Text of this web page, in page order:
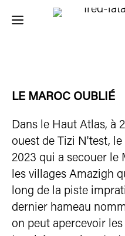
LE MAROC OUBLIÉ
Dans le Haut Atlas, à
ouest de Tizi N'test,
2023 qui a secouer le
les villages Amazigh
long de la piste
dernier hameau
on peut apercevoir